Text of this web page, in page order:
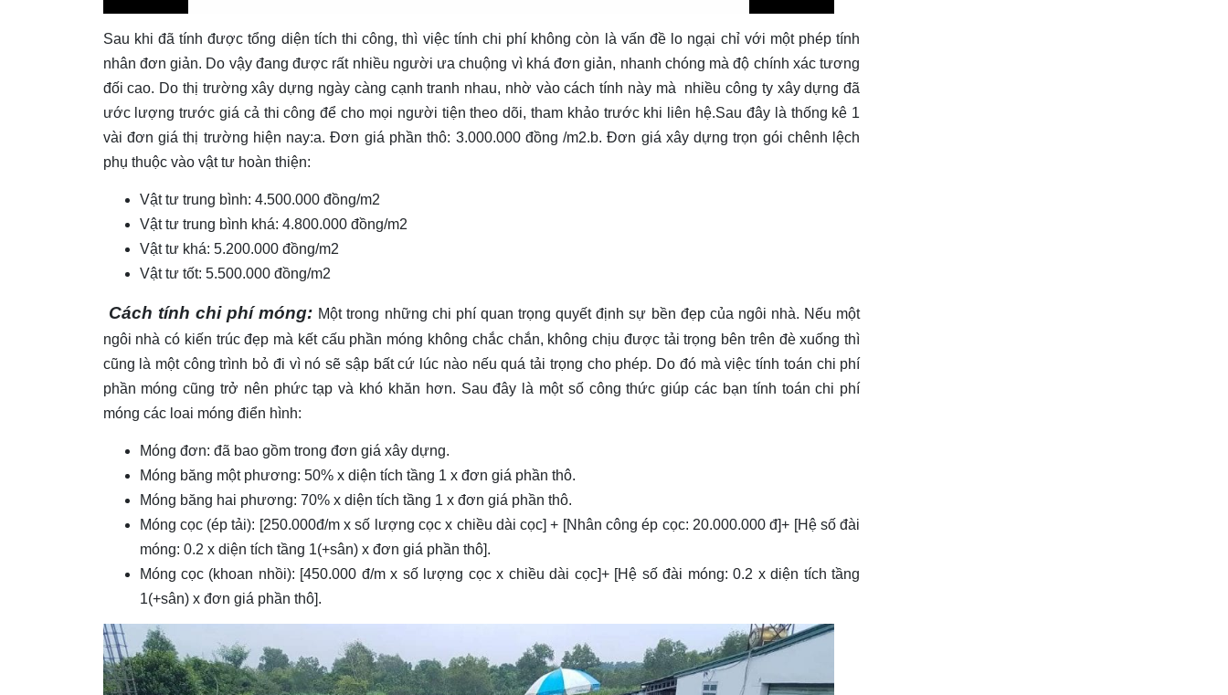
Sau khi đã tính được tổng diện tích thi công, thì việc tính chi phí không còn là vấn đề lo ngại chỉ với một phép tính
nhân đơn giản. Do vậy đang được rất nhiều người ưa chuộng vì khá đơn giản, nhanh chóng mà độ chính xác tương
đối cao. Do thị trường xây dựng ngày càng cạnh tranh nhau, nhờ vào cách tính này mà nhiều công ty xây dựng đã
ước lượng trước giá cả thi công để cho mọi người tiện theo dõi, tham khảo trước khi liên hệ.Sau đây là thống kê 1
vài đơn giá thị trường hiện nay:a. Đơn giá phần thô: 3.000.000 đồng /m2.b. Đơn giá xây dựng trọn gói chênh lệch
phụ thuộc vào vật tư hoàn thiện:
Vật tư trung bình: 4.500.000 đồng/m2
Vật tư trung bình khá: 4.800.000 đồng/m2
Vật tư khá: 5.200.000 đồng/m2
Vật tư tốt: 5.500.000 đồng/m2
Cách tính chi phí móng: Một trong những chi phí quan trọng quyết định sự bền đẹp của ngôi nhà. Nếu một
ngôi nhà có kiến trúc đẹp mà kết cấu phần móng không chắc chắn, không chịu được tải trọng bên trên đè xuống thì
cũng là một công trình bỏ đi vì nó sẽ sập bất cứ lúc nào nếu quá tải trọng cho phép. Do đó mà việc tính toán chi phí
phần móng cũng trở nên phức tạp và khó khăn hơn. Sau đây là một số công thức giúp các bạn tính toán chi phí
móng các loai móng điển hình:
Móng đơn: đã bao gồm trong đơn giá xây dựng.
Móng băng một phương: 50% x diện tích tầng 1 x đơn giá phần thô.
Móng băng hai phương: 70% x diện tích tầng 1 x đơn giá phần thô.
Móng cọc (ép tải): [250.000đ/m x số lượng cọc x chiều dài cọc] + [Nhân công ép cọc: 20.000.000 đ]+ [Hệ số đài
móng: 0.2 x diện tích tầng 1(+sân) x đơn giá phần thô].
Móng cọc (khoan nhồi): [450.000 đ/m x số lượng cọc x chiều dài cọc]+ [Hệ số đài móng: 0.2 x diện tích tầng
1(+sân) x đơn giá phần thô].